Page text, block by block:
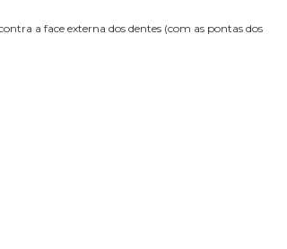
a face externa dos dentes (com as pontas dos